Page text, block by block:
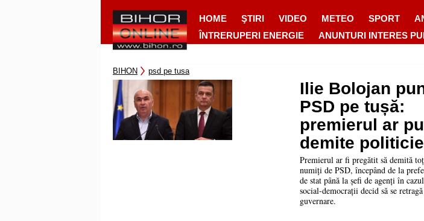
HOME ŞTIRI VIDEO METEO SPORT
ÎNTRERUPERI ENERGIE
ANUNTURI INTERES
BIHON psd pe tusa
Ilie Bolojan
PSD pe tușă:
premierul ar
demite
social -
din
Premierul ar fi pregătit să demită
numiți de PSD, începând de la
de stat până la șefi de agenți în
social-democrații decid să se
guvernare.